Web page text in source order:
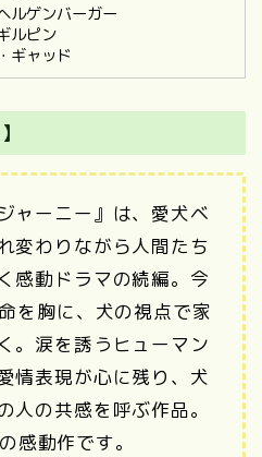
ルゲンバーガー
ルピン
ギャッド
ャーニー』は、愛犬ベ
変わりながら人間たち
感動ドラマの続編。今
を胸に、犬の視点で家
。涙を誘うヒューマン
情表現が心に残り、犬
人の共感を呼ぶ作品。
感動作です。